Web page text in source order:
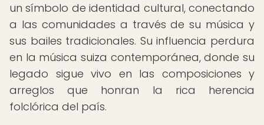
un símbolo de identidad cultural, conectando
a las comunidades a través de su música y
sus bailes tradicionales. Su influencia perdura
en la música suiza contemporánea, donde su
legado sigue vivo en las composiciones y
arreglos que honran la rica herencia
folclórica del país.